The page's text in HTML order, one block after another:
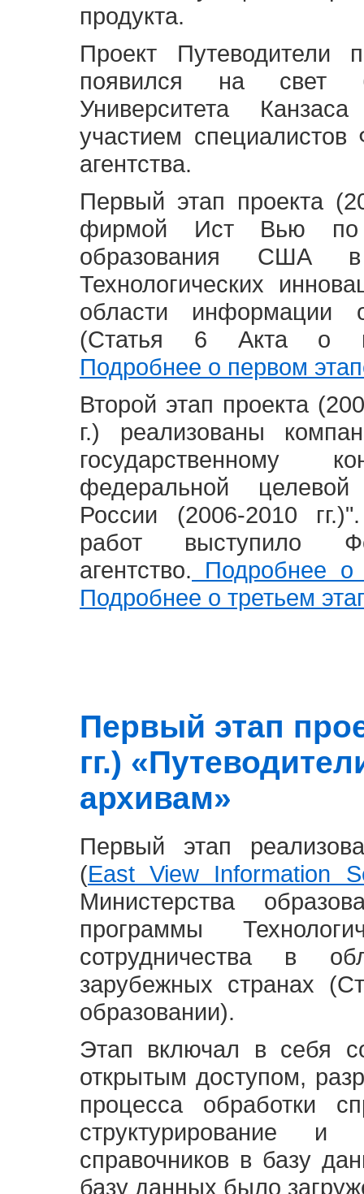
продукта.
Проект Путеводители
появился на свет
Университета
участием специалистов
агентства.
Первый этап проекта
фирмой Ист Вью по
образования США
Технологических
области информации
(Статья 6 Акта о
Подробнее о первом
Второй этап проекта
г.) реализованы
государственному
федеральной
России (2006-2010
работ выступило
агентство. Подробнее о
Подробнее о третьем
Первый этап
гг.)
архивам»
Первый этап
(East View Information
Министерства
программы
сотрудничества в
зарубежных странах
образовании).
Этап включал в себя
открытым доступом,
процесса обработки
структурирование и
справочников в базу
базу данных было